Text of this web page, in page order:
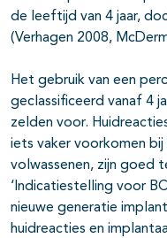
de leeftijd van 4 jaar,
(Verhagen 2008,
Het gebruik van een
geclassificeerd vanaf 4
zelden voor.
iets vaker voorkomen
volwassenen, zijn goed
‘Indicatiestelling voor
nieuwe generatie
huidreacties en